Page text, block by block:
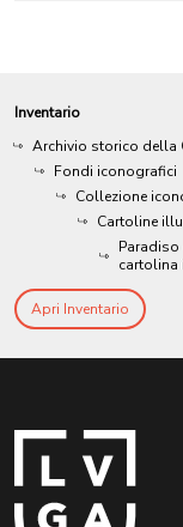
Inventario
Archivio storico della
Fondi iconografici
Collezione
Cartoline
cartolina
Apri Inventario